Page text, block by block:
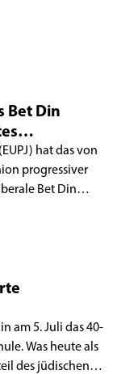
Bet Din
hat das von
progressiver
Bet Din
am 5. Juli das 40-
Was heute als
des jüdischen